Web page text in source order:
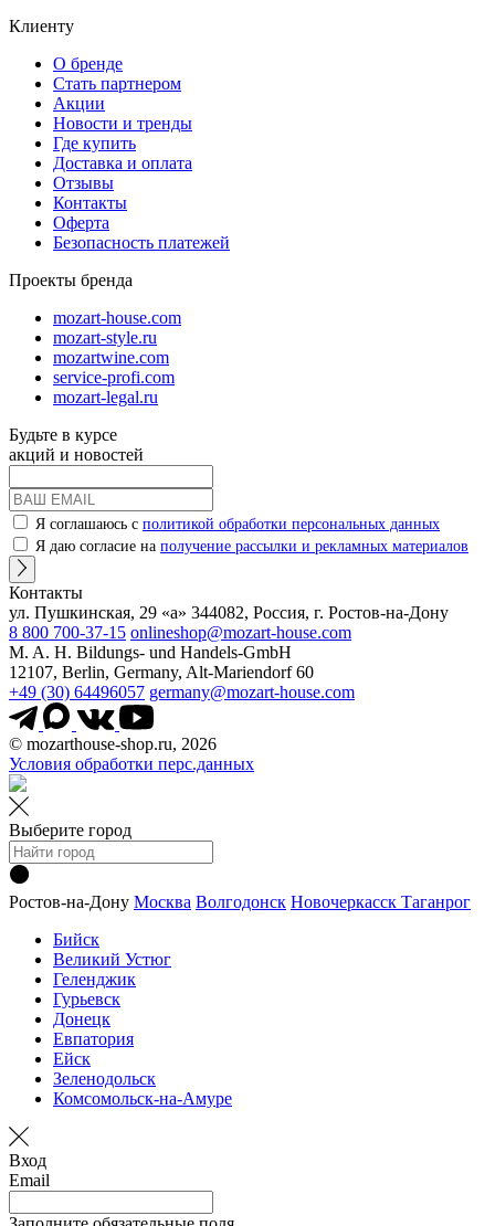
Клиенту
О бренде
Стать партнером
Акции
Новости и тренды
Где купить
Доставка и оплата
Отзывы
Контакты
Оферта
Безопасность платежей
Проекты бренда
mozart-house.com
mozart-style.ru
mozartwine.com
service-profi.com
mozart-legal.ru
Будьте в курсе
акций и новостей
Я соглашаюсь с политикой обработки персональных данных
Я даю согласие на получение рассылки и рекламных материалов
Контакты
ул. Пушкинская, 29 «а» 344082, Россия, г. Ростов-на-Дону
8 800 700-37-15 onlineshop@mozart-house.com
M. A. H. Bildungs- und Handels-GmbH
12107, Berlin, Germany, Alt-Mariendorf 60
+49 (30) 64496057 germany@mozart-house.com
© mozarthouse-shop.ru, 2026
Условия обработки перс.данных
Выберите город
Ростов-на-Дону Москва Волгодонск Новочеркасск Таганрог
Бийск
Великий Устюг
Геленджик
Гурьевск
Донецк
Евпатория
Ейск
Зеленодольск
Комсомольск-на-Амуре
Вход
Email